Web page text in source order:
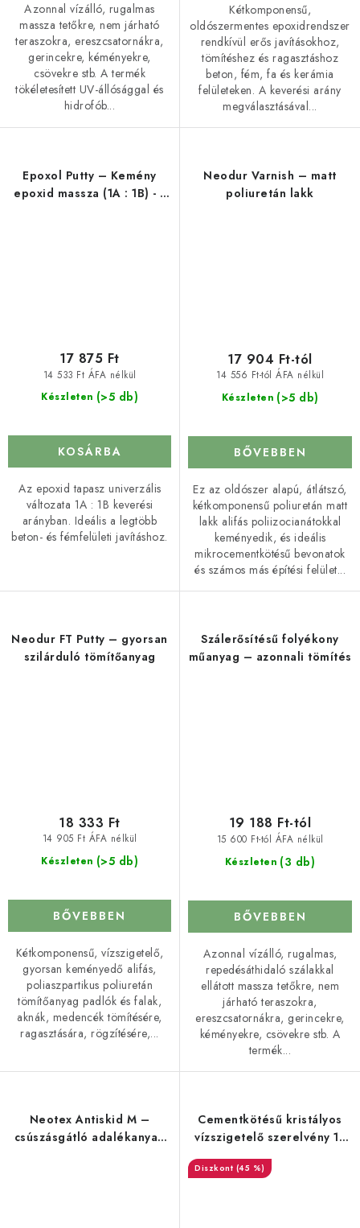
Azonnal vízálló, rugalmas
massza tetőkre, nem járható
teraszokra, ereszcsatornákra,
gerincekre, kéményekre,
csövekre stb. A termék
tökéletesített UV-állósággal és
hidrofób...
Kétkomponensű,
oldószermentes epoxidrendszer
rendkívül erős javításokhoz,
tömítéshez és ragasztáshoz
beton, fém, fa és kerámia
felületeken. A keverési arány
megválasztásával...
Epoxol Putty – Kemény
epoxid massza (1A : 1B) - 1
Készleten (>5 db)
14 533 Ft ÁFA nélkül
17 875 Ft
KOSÁRBA
Az epoxid tapasz univerzális
változata 1A : 1B keverési
arányban. Ideális a legtöbb
beton- és fémfelületi javításhoz.
Neodur Varnish – matt
poliuretán lakk
Készleten (>5 db)
14 556 Ft-tól ÁFA nélkül
17 904 Ft-tól
BŐVEBBEN
Ez az oldószer alapú, átlátszó,
kétkomponensű poliuretán matt
lakk alifás poliizocianátokkal
keményedik, és ideális
mikrocementkötésű bevonatok
és számos más építési felület...
Neodur FT Putty – gyorsan
szilárduló tömítőanyag
Készleten (>5 db)
14 905 Ft ÁFA nélkül
18 333 Ft
BŐVEBBEN
Kétkomponensű, vízszigetelő,
gyorsan keményedő alifás,
poliaszpartikus poliuretán
tömítőanyag padlók és falak,
aknák, medencék tömítésére,
ragasztására, rögzítésére,...
Szálerősítésű folyékony
műanyag – azonnali tömítés
Készleten (3 db)
15 600 Ft-tól ÁFA nélkül
19 188 Ft-tól
BŐVEBBEN
Azonnal vízálló, rugalmas,
repedésáthidaló szálakkal
ellátott massza tetőkre, nem
járható teraszokra,
ereszcsatornákra, gerincekre,
kéményekre, csövekre stb. A
termék...
Neotex Antiskid M –
csúszásgátló adalékanyag
Cementkötésű kristályos
vízszigetelő szerelvény 15
(45 %)